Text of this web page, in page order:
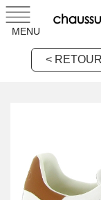
MENU
< RETOUR